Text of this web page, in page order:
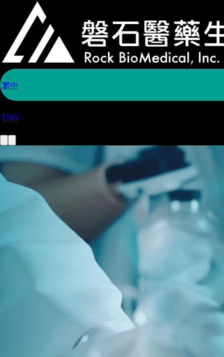
磐石醫藥生技
繁中
ENG